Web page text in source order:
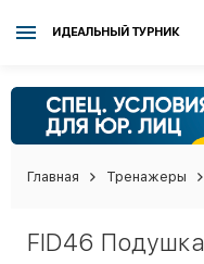
ИДЕАЛЬНЫЙ ТУРНИК
Главная Тренажеры
FID46